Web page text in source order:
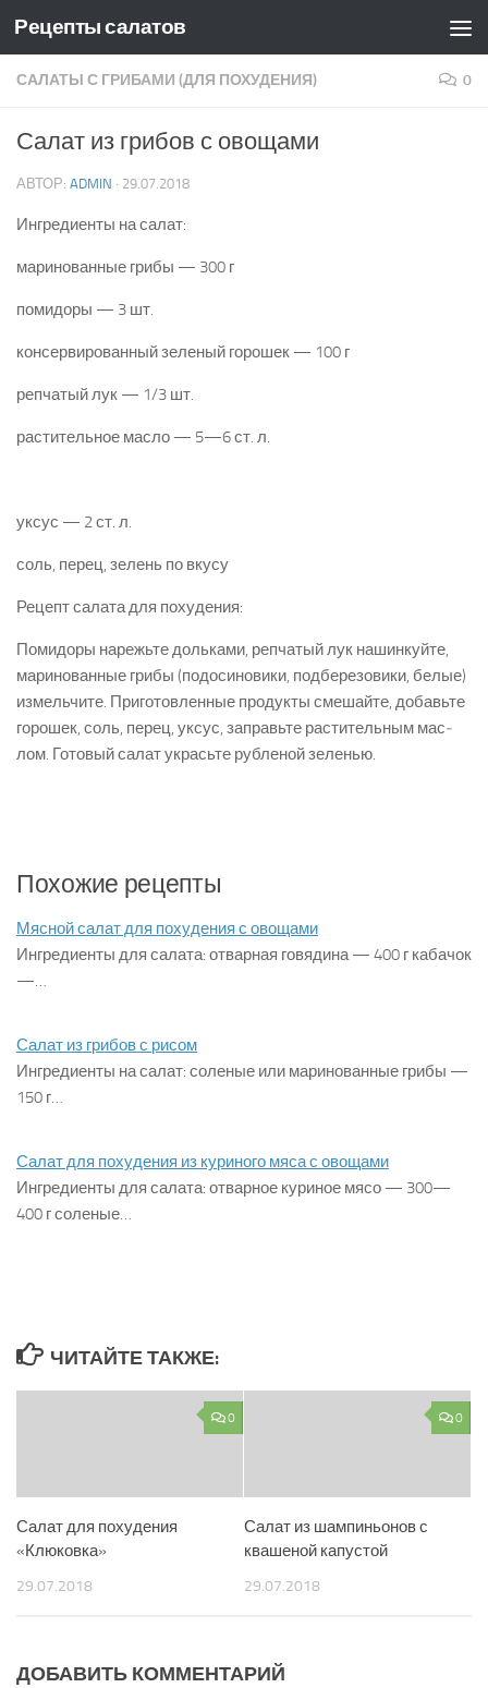
Skip to content
Рецепты салатов
САЛАТЫ С ГРИБАМИ (ДЛЯ ПОХУДЕНИЯ) 0
Салат из грибов с овощами
АВТОР: ADMIN · 29.07.2018
Ингредиенты на салат:
маринованные грибы — 300 г
помидоры — 3 шт.
консервированный зеленый горошек — 100 г
репчатый лук — 1/3 шт.
растительное масло — 5—6 ст. л.
уксус — 2 ст. л.
соль, перец, зелень по вкусу
Рецепт салата для похудения:
Помидоры нарежьте дольками, репчатый лук на­шинкуйте,
маринованные грибы (подосиновики, подберезовики, белые)
измельчите. Приготов­ленные продукты смешайте, добавьте
горошек, соль, перец, уксус, заправьте растительным мас­
лом. Готовый салат украсьте рубленой зеленью.
Похожие рецепты
Мясной салат для похудения с овощами
Ингредиенты для салата: отварная говядина — 400 г кабачок
—…
Салат из грибов с рисом
Ингредиенты на салат: соленые или маринованные грибы —
150 г…
Салат для похудения из куриного мяса с овощами
Ингредиенты для салата: отварное куриное мясо — 300—
400 г соленые…
ЧИТАЙТЕ ТАКЖЕ:
0
Салат для похудения
«Клюковка»
29.07.2018
0
Салат из шампиньонов с
квашеной капустой
29.07.2018
ДОБАВИТЬ КОММЕНТАРИЙ